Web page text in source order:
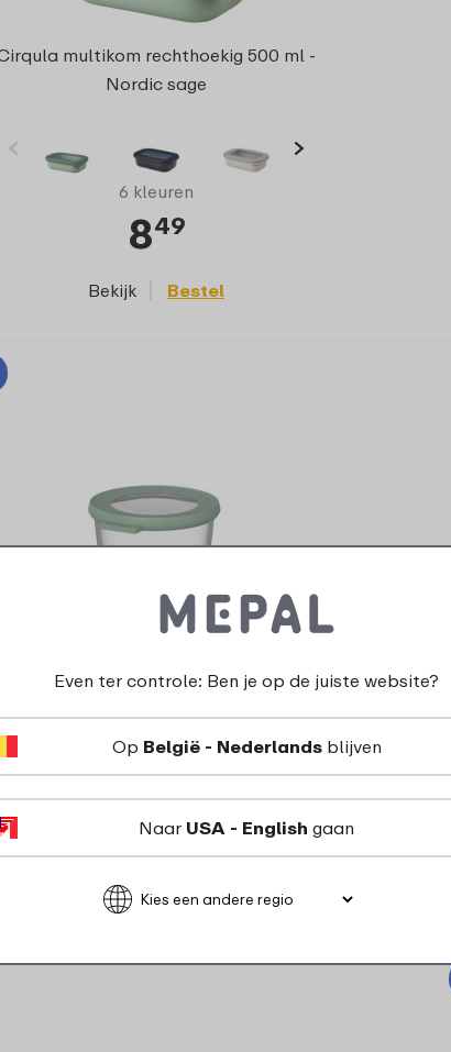
multikom rechthoekig 500 ml -
Nordic sage
6 kleuren
849
Bekijk Bestel
Nordic sage
1049
Bekijk Bestel
Even ter controle: Ben je op de juiste website?
Op België - Nederlandsblijven
Naar USA - English gaan